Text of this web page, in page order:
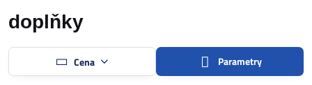
doplňky
Cena Parametry